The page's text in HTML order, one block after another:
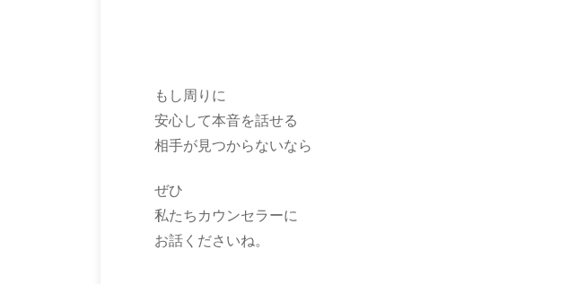
もし周りに
安心して本音を話せる
相手が見つからないなら
ぜひ
私たちカウンセラーに
お話くださいね。